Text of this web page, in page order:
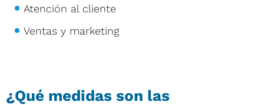
Atención al cliente
Ventas y marketing
¿Qué medidas son las